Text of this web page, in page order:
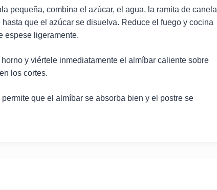
pequeña, combina el azúcar, el agua, la ramita de canela
que el azúcar se disuelva. Reduce el fuego y cocina
espese ligeramente.
y viértele inmediatamente el almíbar caliente sobre
los cortes.
que el almíbar se absorba bien y el postre se